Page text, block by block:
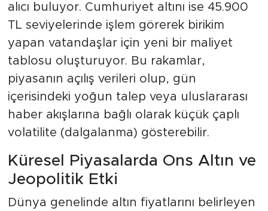
alıcı buluyor. Cumhuriyet altını ise 45.900
TL seviyelerinde işlem görerek birikim
yapan vatandaşlar için yeni bir maliyet
tablosu oluşturuyor. Bu rakamlar,
piyasanın açılış verileri olup, gün
içerisindeki yoğun talep veya uluslararası
haber akışlarına bağlı olarak küçük çaplı
volatilite (dalgalanma) gösterebilir.
Küresel Piyasalarda Ons Altın ve
Jeopolitik Etki
Dünya genelinde altın fiyatlarını belirleyen